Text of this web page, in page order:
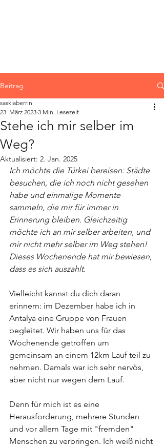
Beitrag
Stehe ich mir selber im
Weg?
saskiaberrin
23. März 2023 3 Min. Lesezeit
Aktualisiert: 2. Jan. 2025
Ich möchte die Türkei bereisen: Städte
besuchen, die ich noch nicht gesehen
habe und einmalige Momente
sammeln, die mir für immer in
Erinnerung bleiben. Gleichzeitig
möchte ich an mir selber arbeiten, und
mir nicht mehr selber im Weg stehen!
Dieses Wochenende hat mir bewiesen,
dass es sich auszahlt.
Vielleicht kannst du dich daran
erinnern: im Dezember habe ich in
Antalya eine Gruppe von Frauen
begleitet. Wir haben uns für das
Wochenende getroffen um
gemeinsam an einem 12km Lauf teil zu
nehmen. Damals war ich sehr nervös,
aber nicht nur wegen dem Lauf.
Denn für mich ist es eine
Herausforderung, mehrere Stunden
und vor allem Tage mit "fremden"
Menschen zu verbringen. Ich weiß nicht